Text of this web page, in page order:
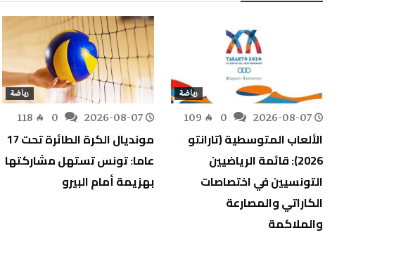
رياضة
2026-08-07
109
الألعاب المتوسطية (تارانتو
2026): قائمة الرياضيين
التونسيين في اختصاصات
الكاراتي والمصارعة
والملاكمة
رياضة
2026-08-07
118
مونديال الكرة الطائرة تحت 17
عاما: تونس تستهل مشاركتها
بهزيمة أمام البيرو